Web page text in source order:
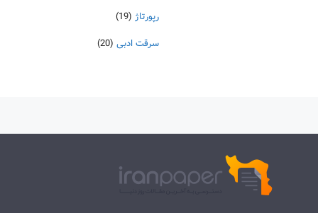
رپورتاژ (19)
سرقت ادبی (20)